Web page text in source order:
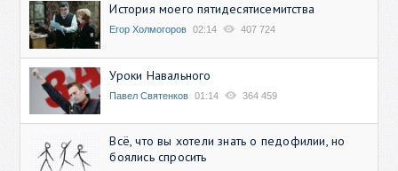
История моего пятидесятисемитства
Егор Холмогоров 02:14 407 724
Уроки Навального
Павел Святенков 01:14 364 459
Всё, что вы хотели знать о педофилии, но
боялись спросить